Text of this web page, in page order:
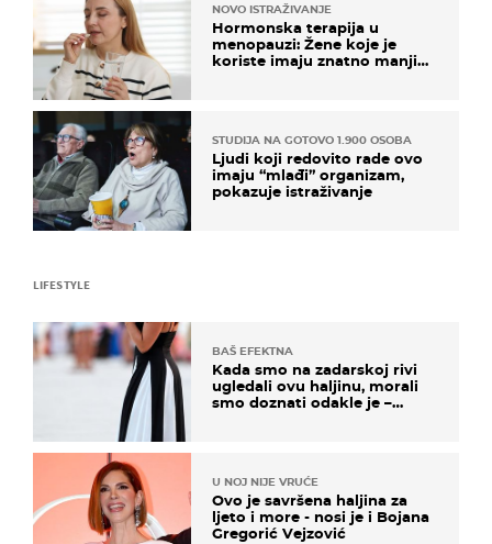
NOVO ISTRAŽIVANJE
Hormonska terapija u
menopauzi: Žene koje je
koriste imaju znatno manji
STUDIJA NA GOTOVO 1.900 OSOBA
Ljudi koji redovito rade ovo
imaju “mlađi” organizam,
pokazuje istraživanje
LIFESTYLE
BAŠ EFEKTNA
Kada smo na zadarskoj rivi
ugledali ovu haljinu, morali
smo doznati odakle je –
U NOJ NIJE VRUĆE
Ovo je savršena haljina za
ljeto i more - nosi je i Bojana
Gregorić Vejzović